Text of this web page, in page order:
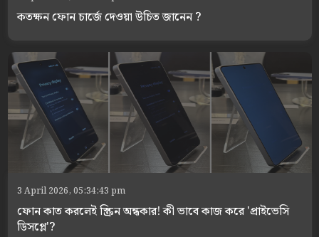
কতক্ষন ফোন চার্জে দেওয়া উচিত জানেন ?
3 April 2026, 05:34:43 pm
ফোন কাত করলেই স্ক্রিন অন্ধকার! কী ভাবে কাজ করে 'প্রাইভেসি
ডিসপ্লে'?